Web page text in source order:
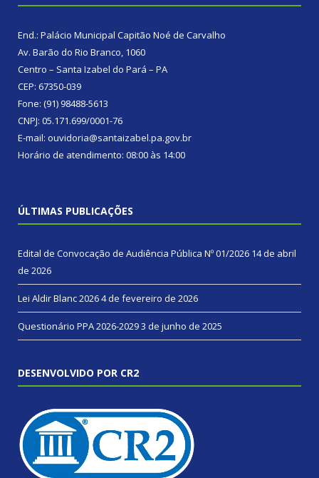
End.: Palácio Municipal Capitão Noé de Carvalho
Av. Barão do Rio Branco, 1060
Centro – Santa Izabel do Pará – PA
CEP: 67350-039
Fone: (91) 98488-5613
CNPJ: 05.171.699/0001-76
E-mail: ouvidoria@santaizabel.pa.gov.br
Horário de atendimento: 08:00 às 14:00
ÚLTIMAS PUBLICAÇÕES
Edital de Convocação de Audiência Pública Nº 01/2026 14 de abril
de 2026
Lei Aldir Blanc 20264 de fevereiro de 2026
Questionário PPA 2026-20293 de junho de 2025
DESENVOLVIDO POR CR2